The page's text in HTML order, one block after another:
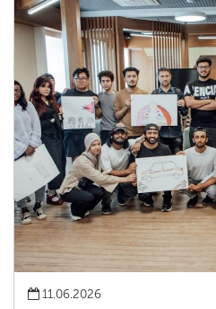
11.06.2026